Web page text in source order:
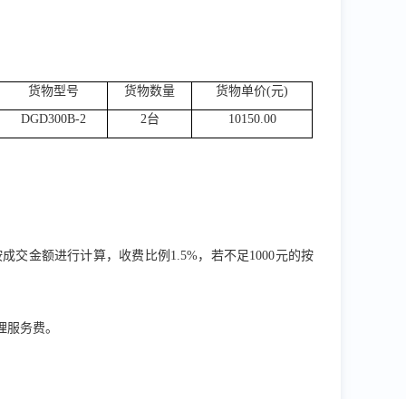
货物型号 货物数量 货物单价(元)
DGD300B-2 2台 10150.00
交金额进行计算， 收费比例 1.5%，若不足1000元的按
务费。